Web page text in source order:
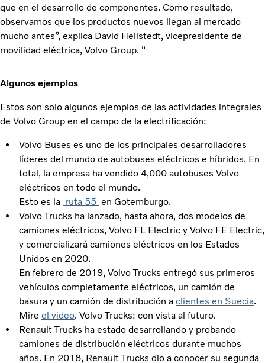
que en el desarrollo de componentes. Como resultado,
observamos que los productos nuevos llegan al mercado
mucho antes”, explica David Hellstedt, vicepresidente de
movilidad eléctrica, Volvo Group. “
Algunos ejemplos
Estos son solo algunos ejemplos de las actividades integrales
de Volvo Group en el campo de la electrificación:
Volvo Buses es uno de los principales desarrolladores
líderes del mundo de autobuses eléctricos e híbridos. En
total, la empresa ha vendido 4,000 autobuses Volvo
eléctricos en todo el mundo.
Esto es la ruta 55 en Gotemburgo.
Volvo Trucks ha lanzado, hasta ahora, dos modelos de
camiones eléctricos, Volvo FL Electric y Volvo FE Electric,
y comercializará camiones eléctricos en los Estados
Unidos en 2020.
En febrero de 2019, Volvo Trucks entregó sus primeros
vehículos completamente eléctricos, un camión de
basura y un camión de distribución a clientes en Suecia.
Mire el video. Volvo Trucks: con vista al futuro.
Renault Trucks ha estado desarrollando y probando
camiones de distribución eléctricos durante muchos
años. En 2018, Renault Trucks dio a conocer su segunda